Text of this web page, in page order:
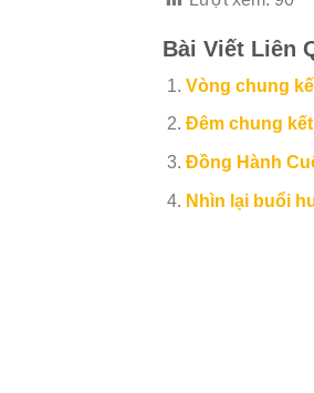
Bài Viết Liên
Vòng chung
Đêm chung
Đồng Hành
Nhìn lại buổi